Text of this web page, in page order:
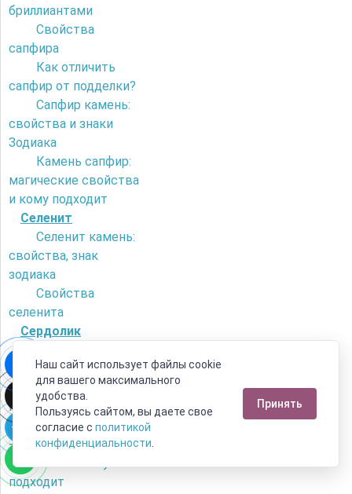
бриллиантами
Свойства
сапфира
Как отличить
сапфир от подделки?
Сапфир камень:
свойства и знаки
Зодиака
Камень сапфир:
магические свойства
и кому подходит
Селенит
Селенит камень:
свойства, знак
зодиака
Свойства
селенита
Сердолик
сердолик от
искусственного
камня?
Камень сердолик
- его магические
свойства и кому
подходит
Наш сайт использует файлы cookie
для вашего максимального
удобства.
Пользуясь сайтом, вы даете свое
согласие с политикой
конфиденциальности
Принять